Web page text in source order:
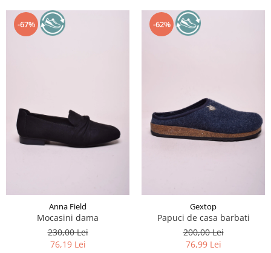
-67%
Anna Field
Mocasini dama
230,00 Lei
76,19 Lei
-62%
Gextop
Papuci de casa barbati
200,00 Lei
76,99 Lei